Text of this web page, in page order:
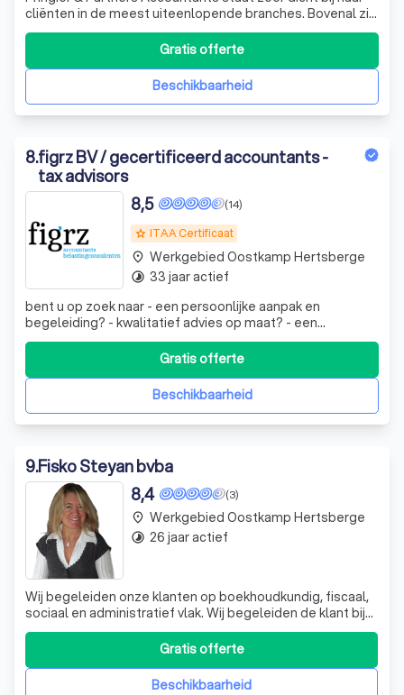
cliënten in de meest uiteenlopende branches. Bovenal zijn
wij na jarenlange ervaring van vele markten thuis.
Accountancy is meer dan cijferwerk alleen. Begeleiding en
advisering zijn de laatste jaren steeds belangrijker
Beschikbaarheid
Gratis offerte
8.figrz BV / gecertificeerd accountants -
tax advisors
grade ITAA Certificaat
(14)
8,5
bent u op zoek naar - een persoonlijke aanpak en
begeleiding? - kwalitatief advies op maat? - een
betaalbare oplossing? - een kantoor met goede faam bij
de Administratie? - dienstverlening in functie van uw eigen
behoefte? dan bent u bij ons... aan het juiste adres
Beschikbaarheid
Gratis offerte
place Werkgebied Oostkamp Hertsberge
timelapse 33 jaar actief
9.Fisko Steyan bvba
(3)
8,4
Wij begeleiden onze klanten op boekhoudkundig, fiscaal,
sociaal en administratief vlak. Wij begeleiden de klant bij
de planning van investeringen en aanvragen voor
investeringskredieten bij de bankinstelling Op sociaal vlak
staan wij u bij bij de aanwerving van personeel , opvolging
van de soci
Beschikbaarheid
Gratis offerte
place Werkgebied Oostkamp Hertsberge
timelapse 26 jaar actief